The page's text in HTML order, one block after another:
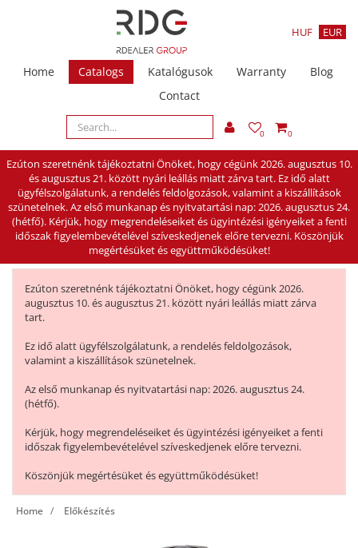
HUF EUR
Home Catalogs Katalógusok Warranty
Blog
Contact
0 0
Ezúton szeretnénk tájékoztatni Önöket, hogy cégünk 2026. augusztus 10.
és augusztus 21. között nyári leállás miatt zárva tart. Ez idő alatt
ügyfélszolgálatunk, a rendelés feldolgozások, valamint a kiszállítások
szünetelnek. Az első munkanap és nyitvatartási nap: 2026. augusztus 24.
(hétfő). Kérjük, hogy megrendeléseiket és ügyintézési igényeiket a fenti
időszak figyelembevételével szíveskedjenek előre tervezni. Köszönjük
megértésüket és együttműködésüket!
Ezúton szeretnénk tájékoztatni Önöket, hogy cégünk 2026.
augusztus 10. és augusztus 21. között nyári leállás miatt zárva
tart.
Ez idő alatt ügyfélszolgálatunk, a rendelés feldolgozások,
valamint a kiszállítások szünetelnek.
Az első munkanap és nyitvatartási nap: 2026. augusztus 24.
(hétfő).
Kérjük, hogy megrendeléseiket és ügyintézési igényeiket a fenti
időszak figyelembevételével szíveskedjenek előre tervezni.
Köszönjük megértésüket és együttműködésüket!
Home Előkészítés